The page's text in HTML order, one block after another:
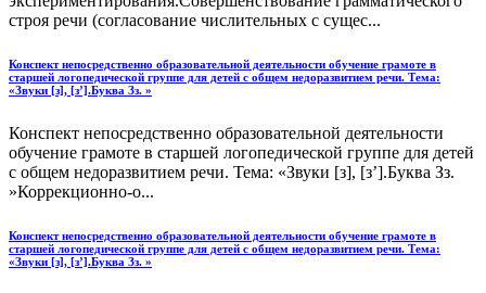
строя речи (согласование числительных с сущес...
Конспект непосредственно образовательной деятельности обучение грамоте в
старшей логопедической группе для детей с общем недоразвитием речи. Тема:
«Звуки [з], [з’].Буква Зз. »
Конспект непосредственно образовательной деятельности
обучение грамоте в старшей логопедической группе для детей
с общем недоразвитием речи. Тема: «Звуки [з], [з’].Буква Зз.
»Коррекционно-о...
Конспект непосредственно образовательной деятельности обучение грамоте в
старшей логопедической группе для детей с общем недоразвитием речи. Тема:
«Звуки [з], [з’].Буква Зз. »